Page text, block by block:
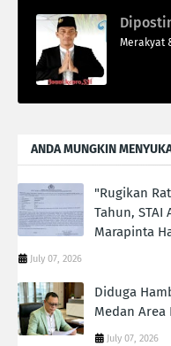
Merakyat
ANDA MUNGKIN
"Rugikan
Tahun,
Marapinta
July 07, 2026
Diduga
Medan
July 07, 2026